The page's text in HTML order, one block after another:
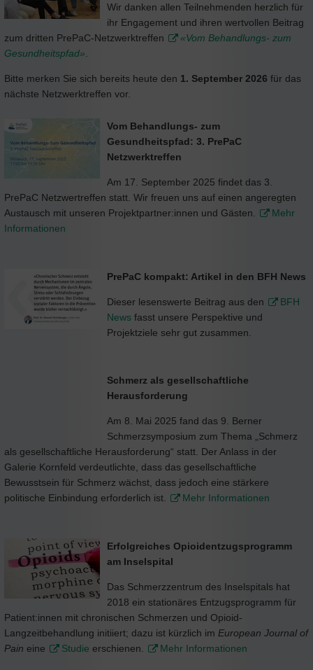
Wir danken allen Teilnehmenden herzlich für
ihr Engagement und ihren wertvollen Beitrag
zum dritten PrePaC-Netzwerktreffen
«Vom Behandlungs- zum
Gesundheitspfad»
Bitte merken Sie sich bereits heute den 1. September 2026 für das
nächste Netzwerktreffen vor.
Vom Behandlungs- zum
Gesundheitspfad: 3. PrePaC
Netzwerktreffen
Am 17. September 2025 findet das 3.
PrePaC Netzwertreffen statt. Wir freuen uns auf einen angeregten
Austausch mit unseren Projektpartner:innen und Gästen.
Mehr
Informationen
PrePaC kompakt: Artikel in den BFH News
Dieser lesenswerte Beitrag aus den
BFH
News fasst unsere Perspektive und
Projektziele sehr gut zusammen.
Schmerz als gesellschaftliche
Herausforderung
Am 8. Mai 2025 fand das 9. Berner
Schmerzsymposium zum Thema „Schmerz
als gesellschaftliche Herausforderung“ statt. Der Anlass in der
Galerie Kornfeld verdeutlichte, dass das gesellschaftliche
Bewusstsein für Schmerz wächst, dass jedoch eine stärkere
politische Einbindung erforderlich ist.
Mehr Informationen
Erfolgreiches Opioidentzugsprogramm
am Inselspital
Das Schmerzzentrum des Inselspitals hat
2018 ein stationäres Entzugsprogramm für
Patient:innen mit chronischen Schmerzen und Opioid-
Langzeitbehandlung initiiert; dazu ist kürzlich im European Journal of
Pain eine Studie erschienen. Mehr Informationen